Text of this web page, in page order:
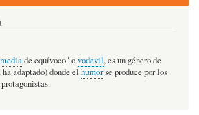
de equívoco" ovodevil, es un género de
adaptado) donde el humorse produce por los